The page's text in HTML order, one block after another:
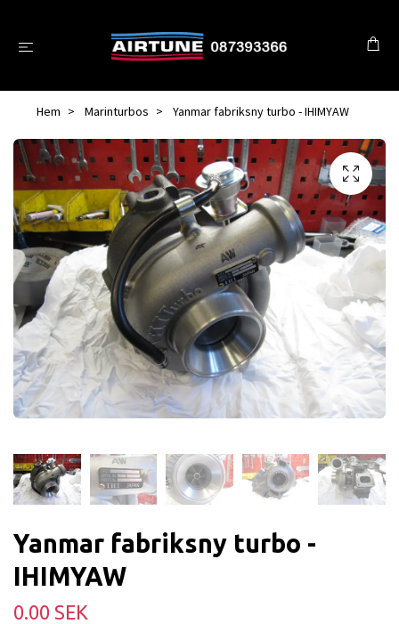
Hem Marinturbos Yanmar fabriksny turbo - IHIMYAW
Yanmar fabriksny turbo -
IHIMYAW
0.00 SEK